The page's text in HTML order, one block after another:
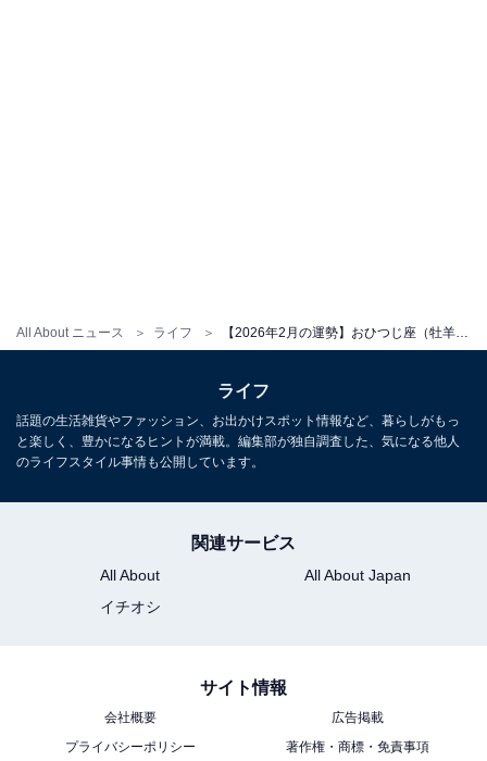
All About ニュース ライフ
章月綾乃の12星座占い
ライフ
話題の生活雑貨やファッション、お出かけスポット情報など、暮らしがもっ
と楽しく、豊かになるヒントが満載。編集部が独自調査した、気になる他人
のライフスタイル事情も公開しています。
関連サービス
All About
All About Japan
イチオシ
サイト情報
会社概要
広告掲載
プライバシーポリシー
著作権・商標・免責事項